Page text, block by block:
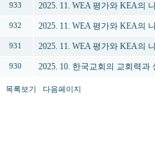
933 2025. 11. WEA 평가와 KEA의
932 2025. 11. WEA 평가와 KEA의
931 2025. 11. WEA 평가와 KEA의
930 2025. 10. 한국교회의 교회력과
목록보기 다음페이지